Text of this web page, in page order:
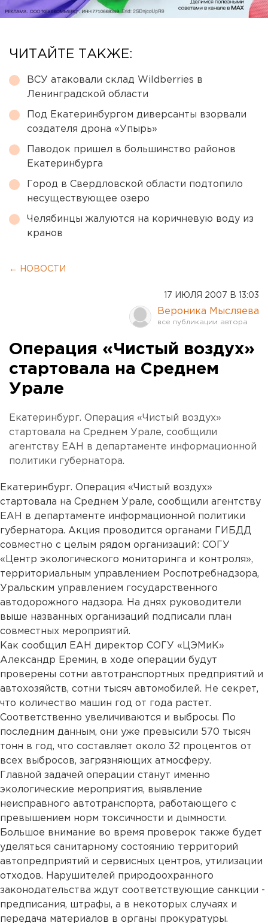
ЧИТАЙТЕ ТАКЖЕ:
ВСУ атаковали склад Wildberries в
Ленинградской области
Под Екатеринбургом диверсанты взорвали
создателя дрона «Упырь»
Паводок пришел в большинство районов
Екатеринбурга
Город в Свердловской области подтопило
несуществующее озеро
Челябинцы жалуются на коричневую воду из
кранов
← НОВОСТИ
17 ИЮЛЯ 2007 В 13:03
Вероника Мысляева
Операция «Чистый воздух»
стартовала на Среднем
Урале
Екатеринбург. Операция «Чистый воздух»
стартовала на Среднем Урале, сообщили
агентству ЕАН в департаменте информационной
политики губернатора.
Екатеринбург. Операция «Чистый воздух»
стартовала на Среднем Урале, сообщили агентству
ЕАН в департаменте информационной политики
губернатора. Акция проводится органами ГИБДД
совместно с целым рядом организаций: СОГУ
«Центр экологического мониторинга и контроля»,
территориальным управлением Роспотребнадзора,
Уральским управлением государственного
автодорожного надзора. На днях руководители
выше названных организаций подписали план
совместных мероприятий.
Как сообщил ЕАН директор СОГУ «ЦЭМиК»
Александр Еремин, в ходе операции будут
проверены сотни автотранспортных предприятий и
автохозяйств, сотни тысяч автомобилей. Не секрет,
что количество машин год от года растет.
Соответственно увеличиваются и выбросы. По
последним данным, они уже превысили 570 тысяч
тонн в год, что составляет около 32 процентов от
всех выбросов, загрязняющих атмосферу.
Главной задачей операции станут именно
экологические мероприятия, выявление
неисправного автотранспорта, работающего с
превышением норм токсичности и дымности.
Большое внимание во время проверок также будет
уделяться санитарному состоянию территорий
автопредприятий и сервисных центров, утилизации
отходов. Нарушителей природоохранного
законодательства ждут соответствующие санкции -
предписания, штрафы, а в некоторых случаях и
передача материалов в органы прокуратуры.